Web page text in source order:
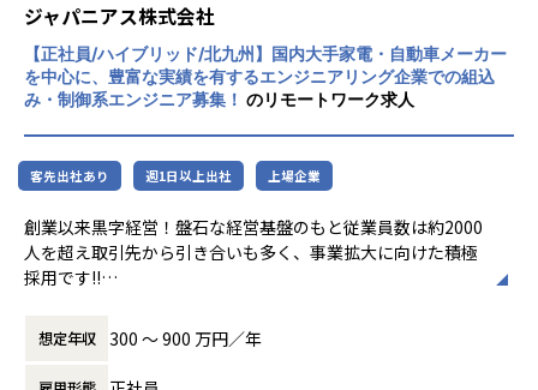
ジャパニアス株式会社
【正社員/ハイブリッド/北九州】国内大手家電・自動車メーカー
を中心に、豊富な実績を有するエンジニアリング企業での組込
み・制御系エンジニア募集！ のリモートワーク求人
客先出社あり 週1日以上出社 上場企業
創業以来黒字経営！盤石な経営基盤のもと従業員数は約2000
人を超え取引先から引き合いも多く、事業拡大に向けた積極
採用です!!
ご志向／ご希望に応じて、プロジェクトを決定しますので、
是非面接でお話しください！
想定年収 300 〜 900 万円／年